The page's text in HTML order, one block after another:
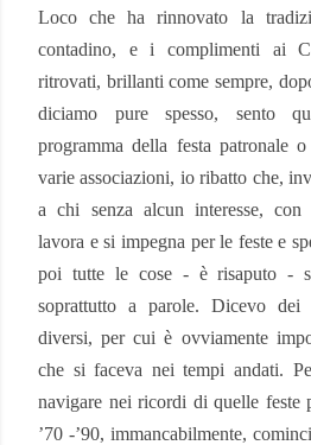
Loco che ha rinnovato la
contadino, e i complimenti ai
ritrovati, brillanti come sempre,
diciamo pure spesso, sento
programma della festa patronale
varie associazioni, io ribatto che,
a chi senza alcun interesse, con
lavora e si impegna per le feste e
poi tutte le cose - è risaputo -
soprattutto a parole. Dicevo dei
diversi, per cui è ovviamente
che si faceva nei tempi andati.
navigare nei ricordi di quelle feste
’70 -’90, immancabilmente,